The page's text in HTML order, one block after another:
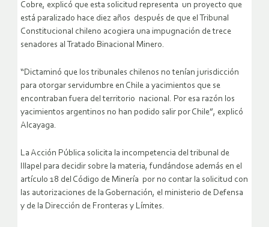
Cobre, explicó que esta solicitud representa un proyecto que
está paralizado hace diez años después de que el Tribunal
Constitucional chileno acogiera una impugnación de trece
senadores al Tratado Binacional Minero.
“Dictaminó que los tribunales chilenos no tenían jurisdicción
para otorgar servidumbre en Chile a yacimientos que se
encontraban fuera del territorio nacional. Por esa razón los
yacimientos argentinos no han podido salir por Chile”, explicó
Alcayaga.
La Acción Pública solicita la incompetencia del tribunal de
Illapel para decidir sobre la materia, fundándose además en el
artículo 18 del Código de Minería por no contar la solicitud con
las autorizaciones de la Gobernación, el ministerio de Defensa
y de la Dirección de Fronteras y Límites.